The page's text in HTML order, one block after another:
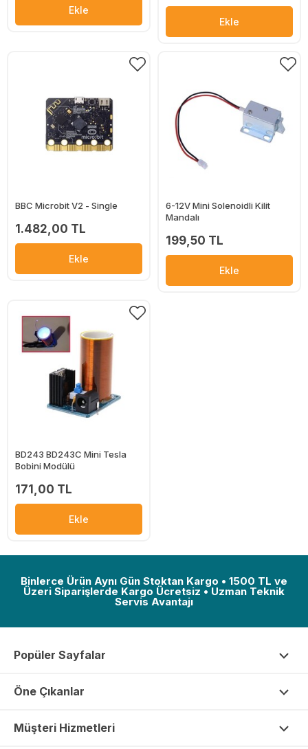
Ekle
Ekle
BBC Microbit V2 - Single
1.482,00 TL
Ekle
6-12V Mini Solenoidli Kilit
Mandalı
199,50 TL
Ekle
BD243 BD243C Mini Tesla
Bobini Modülü
171,00 TL
Ekle
Binlerce Ürün Aynı Gün Stoktan Kargo • 1500 TL ve
Üzeri Siparişlerde Kargo Ücretsiz • Uzman Teknik
Servis Avantajı
Popüler Sayfalar
Öne Çıkanlar
Müşteri Hizmetleri